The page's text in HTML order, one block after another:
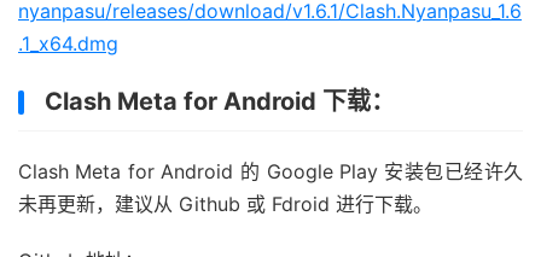
nyanpasu/releases/download/v1.6.1/Clash.Nyanpasu_1.6
.1_x64.dmg
Clash Meta for Android 下载：
Clash Meta for Android 的 Google Play 安装包已经许久
未再更新，建议从 Github 或 Fdroid 进行下载。